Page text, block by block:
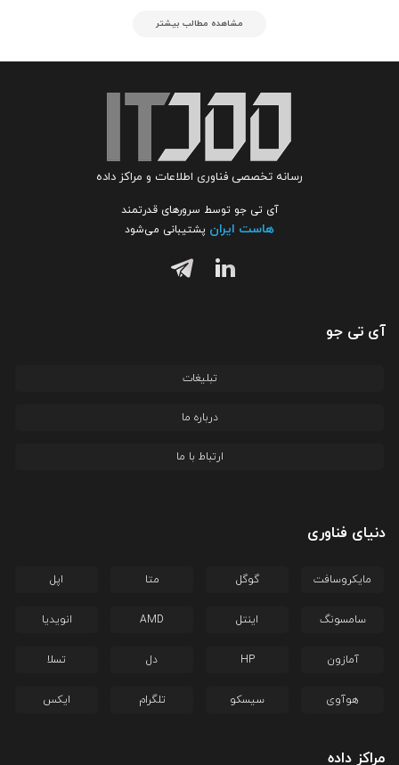
مشاهده مطالب بیشتر
رسانه تخصصی فناوری اطلاعات و مراکز داده
آی تی جو توسط سرورهای قدرتمند
هاست ایران پشتیبانی می‌شود
آی تی جو
تبلیغات
درباره ما
ارتباط با ما
دنیای فناوری
مایکروسافت گوگل متا اپل
سامسونگ اینتل AMD انویدیا
آمازون HP دل تسلا
هوآوی سیسکو تلگرام ایکس
مراکز داده